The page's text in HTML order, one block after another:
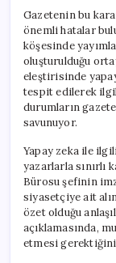
Gazetenin bu
önemli hatalar
köşesinde
oluşturulduğu
eleştirisinde
tespit edilerek
durumların
savunuyor.
Yapay zeka ile
yazarlarla sınırlı
Bürosu şefinin
siyasetçiye ait
özet olduğu
açıklamasında,
etmesi